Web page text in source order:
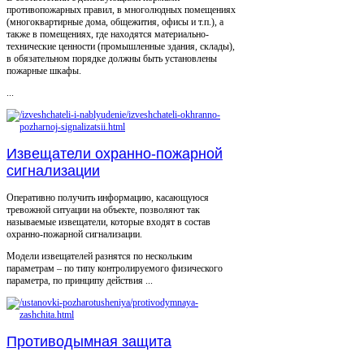
противопожарных правил, в многолюдных помещениях
(многоквартирные дома, общежития, офисы и т.п.), а
также в помещениях, где находятся материально-
технические ценности (промышленные здания, склады),
в обязательном порядке должны быть установлены
пожарные шкафы.
...
Извещатели охранно-пожарной
сигнализации
Оперативно получить информацию, касающуюся
тревожной ситуации на объекте, позволяют так
называемые извещатели, которые входят в состав
охранно-пожарной сигнализации.
Модели извещателей разнятся по нескольким
параметрам – по типу контролируемого физического
параметра, по принципу действия ...
Противодымная защита